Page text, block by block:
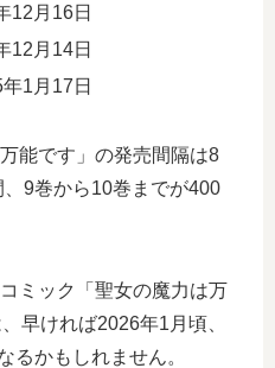
12月16日
12月14日
1月17日
能です」の発売間隔は8
9巻から10巻までが400
ミック「聖女の魔力は万
早ければ2026年1月頃、
るかもしれません。